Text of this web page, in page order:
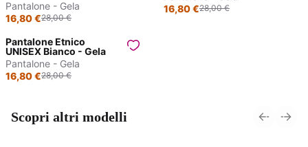
Pantalone - Gela
16,80 €28,00 €
16,80 €28,00 €
Sconto prodotto
40%
Pantalone Etnico
UNISEX Bianco - Gela
Pantalone - Gela
16,80 €28,00 €
Scopri altri modelli